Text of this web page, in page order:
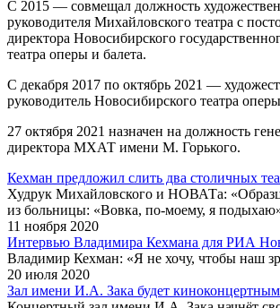
С 2015 — совмещал должность
руководителя Михайловского театра с
директора Новосибирского
театра оперы и балета.
С декабря 2017 по октябрь 2021 —
руководитель Новосибирского театра
27 октября 2021 назначен на должность
директора МХАТ имени М. Горького.
Кехман предложил слить два столичных
Худрук Михайловского и НОВАТа:
из больницы: «Вовка, по-моему, я
11 ноября 2020
Интервью Владимира Кехмана для РИА
Владимир Кехман: «Я не хочу, чтобы наш
20 июля 2020
Зал имени И.А. Зака будет киноконцертным